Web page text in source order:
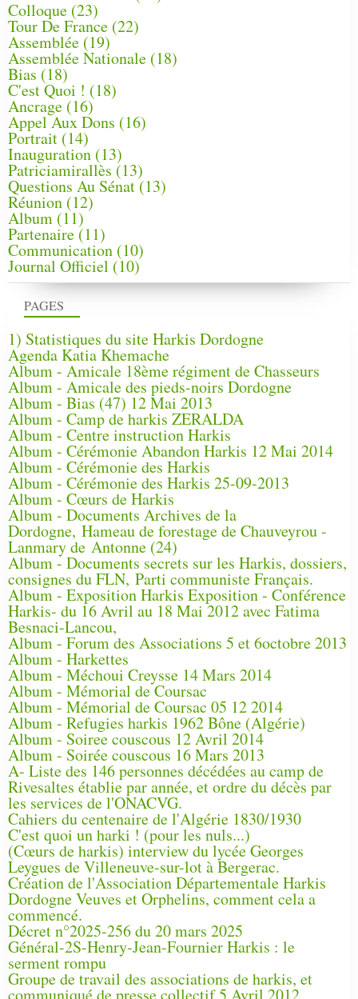
PAGES
1) Statistiques du site Harkis Dordogne
Agenda Katia Khemache
Album - Amicale 18ème régiment de Chasseurs
Album - Amicale des pieds-noirs Dordogne
Album - Bias (47) 12 Mai 2013
Album - Camp de harkis ZERALDA
Album - Centre instruction Harkis
Album - Cérémonie Abandon Harkis 12 Mai 2014
Album - Cérémonie des Harkis
Album - Cérémonie des Harkis 25-09-2013
Album - Cœurs de Harkis
Album - Documents Archives de la
Dordogne, Hameau de forestage de Chauveyrou -
Lanmary de Antonne (24)
Album - Documents secrets sur les Harkis, dossiers,
consignes du FLN, Parti communiste Français.
Album - Exposition Harkis Exposition - Conférence
Harkis- du 16 Avril au 18 Mai 2012 avec Fatima
Besnaci-Lancou,
Album - Forum des Associations 5 et 6octobre 2013
Album - Harkettes
Album - Méchoui Creysse 14 Mars 2014
Album - Mémorial de Coursac
Album - Mémorial de Coursac 05 12 2014
Album - Refugies harkis 1962 Bône (Algérie)
Album - Soiree couscous 12 Avril 2014
Album - Soirée couscous 16 Mars 2013
A- Liste des 146 personnes décédées au camp de
Rivesaltes établie par année, et ordre du décès par
les services de l'ONACVG.
Cahiers du centenaire de l'Algérie 1830/1930
C'est quoi un harki ! (pour les nuls...)
(Cœurs de harkis) interview du lycée Georges
Leygues de Villeneuve-sur-lot à Bergerac.
Création de l'Association Départementale Harkis
Dordogne Veuves et Orphelins, comment cela a
commencé.
Décret n°2025-256 du 20 mars 2025
Général-2S-Henry-Jean-Fournier Harkis : le
serment rompu
Groupe de travail des associations de harkis, et
communiqué de presse collectif 5 Avril 2012
Colloque (23)
Tour De France (22)
Assemblée (19)
Assemblée Nationale (18)
Bias (18)
C'est Quoi ! (18)
Ancrage (16)
Appel Aux Dons (16)
Portrait (14)
Inauguration (13)
Patriciamirallès (13)
Questions Au Sénat(13)
Réunion (12)
Album (11)
Partenaire(11)
Communication (10)
Journal Officiel (10)